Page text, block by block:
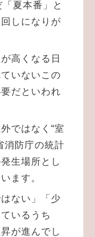
夏本番」と
しになりが
高くなる日
いないこの
だといわれ
ではなく“室
消防庁の統計
生場所とし
ます。
ない」「少
いるうち
が進んでし